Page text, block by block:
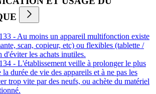
- Au moins un appareil multifonction existe
scan, copieur, etc) ou flexibles (tablette /
d'éviter les achats inutiles.
- L'établissement veille à prolonger le plus
la durée de vie des appareils et à ne pas les
trop vite par des neufs, ou achète du matériel